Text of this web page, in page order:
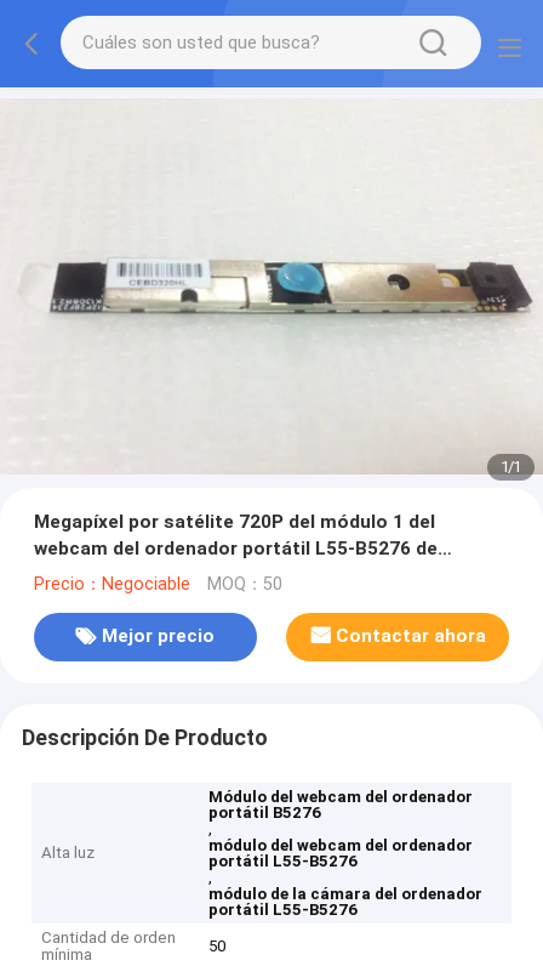
1/1
Megapíxel por satélite 720P del módulo 1 del
webcam del ordenador portátil L55-B5276 de
TOSHIBA
Precio：Negociable MOQ：50
Mejor precio Contactar ahora
Descripción De Producto
Alta luz
Módulo del webcam del ordenador
portátil B5276
,
módulo del webcam del ordenador
portátil L55-B5276
,
módulo de la cámara del ordenador
portátil L55-B5276
Cantidad de orden
mínima
50